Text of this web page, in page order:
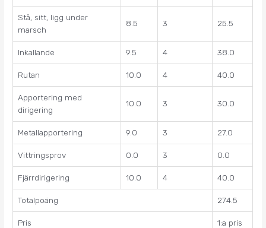
Stå, sitt, ligg under
marsch
8.5 3 25.5
Inkallande 9.5 4 38.0
Rutan 10.0 4 40.0
Apportering med
dirigering
10.0 3 30.0
Metallapportering 9.0 3 27.0
Vittringsprov 0.0 3 0.0
Fjärrdirigering 10.0 4 40.0
Totalpoäng 274.5
Pris 1:a pris